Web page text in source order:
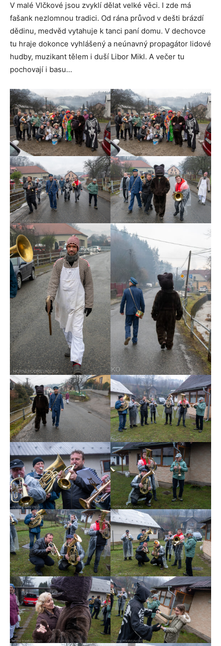
V malé Vlčkové jsou zvyklí dělat velké věci. I zde má
fašank nezlomnou tradici. Od rána průvod v dešti brázdí
dědinu, medvěd vytahuje k tanci paní domu. V dechovce
tu hraje dokonce vyhlášený a neúnavný propagátor lidové
hudby, muzikant tělem i duší Libor Mikl. A večer tu
pochovají i basu…